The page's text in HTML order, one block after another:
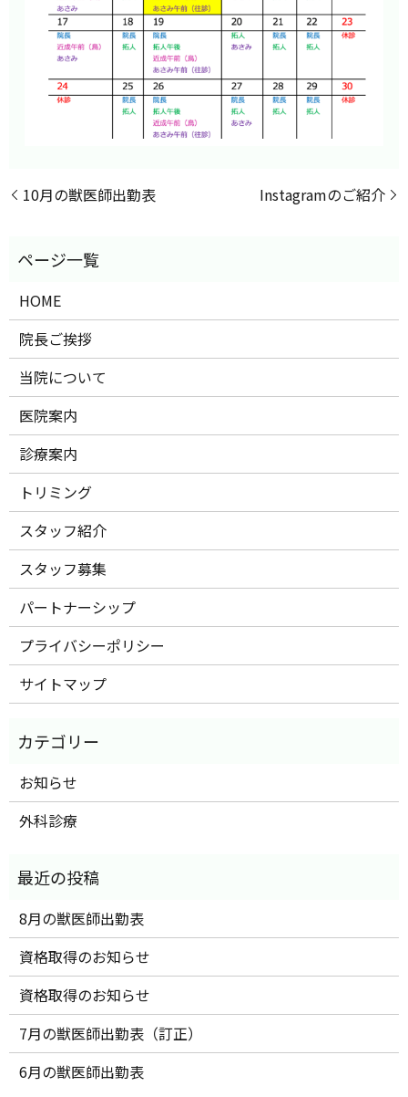
10月の獣医師出勤表 Instagramのご紹介
HOME
院長ご挨拶
当院について
医院案内
診療案内
トリミング
スタッフ紹介
スタッフ募集
パートナーシップ
プライバシーポリシー
サイトマップ
お知らせ
外科診療
8月の獣医師出勤表
資格取得のお知らせ
資格取得のお知らせ
7月の獣医師出勤表（訂正）
6月の獣医師出勤表